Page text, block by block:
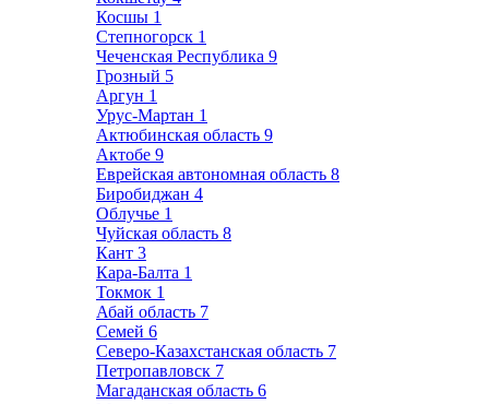
Косшы 1
Степногорск 1
Чеченская Республика 9
Грозный 5
Аргун 1
Урус-Мартан 1
Актюбинская область 9
Актобе 9
Еврейская автономная область 8
Биробиджан 4
Облучье 1
Чуйская область 8
Кант 3
Кара-Балта 1
Токмок 1
Абай область 7
Семей 6
Северо-Казахстанская область 7
Петропавловск 7
Магаданская область 6